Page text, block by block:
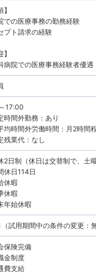
】
での医療事務の勤務経験
プト請求の経験
】
病院での医療事務経験者優遇
17:00
時間外勤務：あり
均時間外労働時間：月2時間
残業代：なし
2日制（休日は交替制で、土
休日114日
休暇
休暇
年始休暇
試用期間中の条件の変更：無
保険完備
金制度
費支給